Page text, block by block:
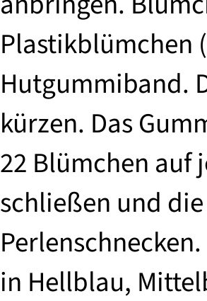
Plastikblümchen
Hutgummiband.
kürzen. Das
22 Blümchen auf
schließen und
in Hellblau,